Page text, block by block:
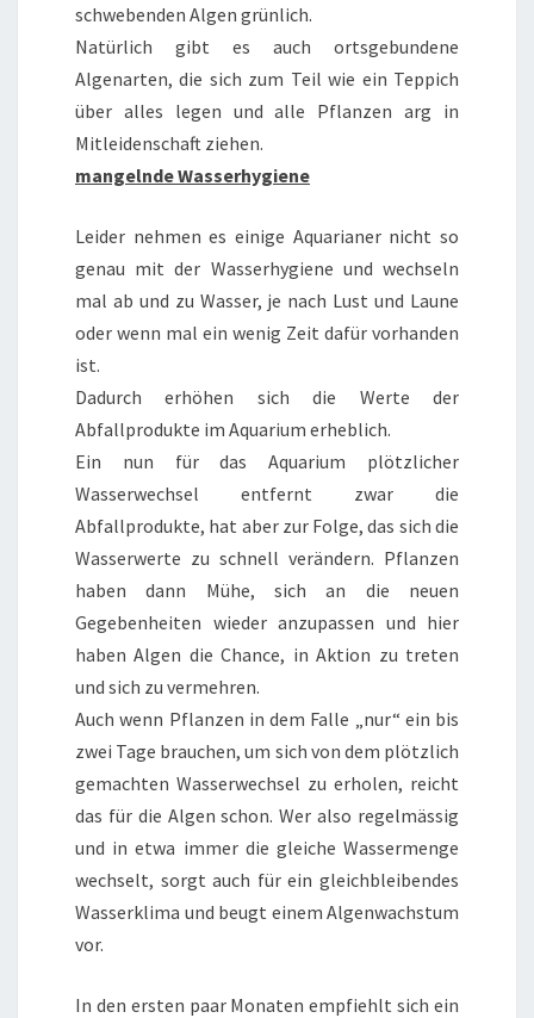
schwebenden Algen grünlich.
Natürlich gibt es auch ortsgebundene
Algenarten, die sich zum Teil wie ein Teppich
über alles legen und alle Pflanzen arg in
Mitleidenschaft ziehen.
mangelnde Wasserhygiene
Leider nehmen es einige Aquarianer nicht so
genau mit der Wasserhygiene und wechseln
mal ab und zu Wasser, je nach Lust und Laune
oder wenn mal ein wenig Zeit dafür vorhanden
ist.
Dadurch erhöhen sich die Werte der
Abfallprodukte im Aquarium erheblich.
Ein nun für das Aquarium plötzlicher
Wasserwechsel entfernt zwar die
Abfallprodukte, hat aber zur Folge, das sich die
Wasserwerte zu schnell verändern. Pflanzen
haben dann Mühe, sich an die neuen
Gegebenheiten wieder anzupassen und hier
haben Algen die Chance, in Aktion zu treten
und sich zu vermehren.
Auch wenn Pflanzen in dem Falle „nur“ ein bis
zwei Tage brauchen, um sich von dem plötzlich
gemachten Wasserwechsel zu erholen, reicht
das für die Algen schon. Wer also regelmässig
und in etwa immer die gleiche Wassermenge
wechselt, sorgt auch für ein gleichbleibendes
Wasserklima und beugt einem Algenwachstum
vor.
In den ersten paar Monaten empfiehlt sich ein